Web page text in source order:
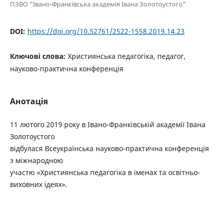
ПЗВО "Івано-Франківська академія Івана Золотоустого"
DOI: https://doi.org/10.52761/2522-1558.2019.14.23
Ключові слова: Християнська педагогіка, педагог,
науково-практична конференція
Анотація
11 лютого 2019 року в Івано-Франківській академії Івана
Золотоустого
відбулася Всеукраїнська науково-практична конференція
з міжнародною
участю «Християнська педагогіка в іменах та освітньо-
виховних ідеях».